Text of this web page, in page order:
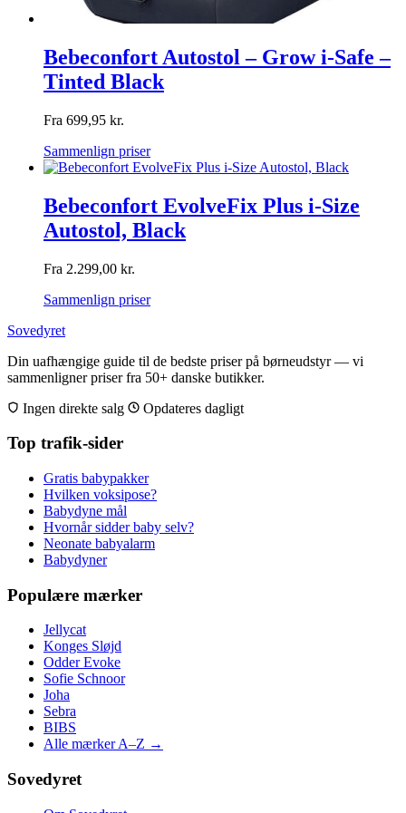
Bebeconfort Autostol – Grow i-Safe –
Tinted Black
Fra 699,95 kr.
Sammenlign priser
Bebeconfort EvolveFix Plus i-Size
Autostol, Black
Fra 2.299,00 kr.
Sammenlign priser
Sovedyret
Din uafhængige guide til de bedste priser på børneudstyr — vi
sammenligner priser fra 50+ danske butikker.
Ingen direkte salg
Opdateres dagligt
Top trafik-sider
Gratis babypakker
Hvilken voksipose?
Babydyne mål
Hvornår sidder baby selv?
Neonate babyalarm
Babydyner
Populære mærker
Jellycat
Konges Sløjd
Odder Evoke
Sofie Schnoor
Joha
Sebra
BIBS
Alle mærker A–Z →
Sovedyret